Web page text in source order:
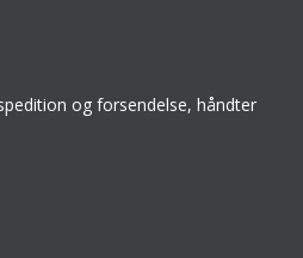
og forsendelse, håndter